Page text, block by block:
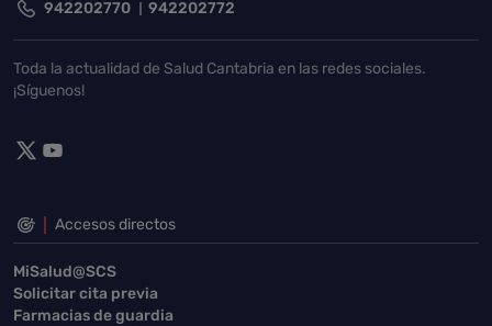
942202770 942202772
Toda la actualidad de Salud Cantabria en las redes sociales.
¡Síguenos!
Accesos directos
MiSalud@SCS
Solicitar cita previa
Farmacias de guardia